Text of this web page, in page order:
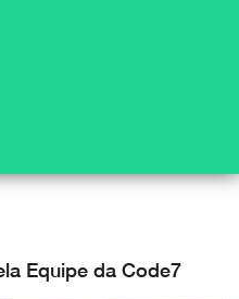
Equipe da Code7